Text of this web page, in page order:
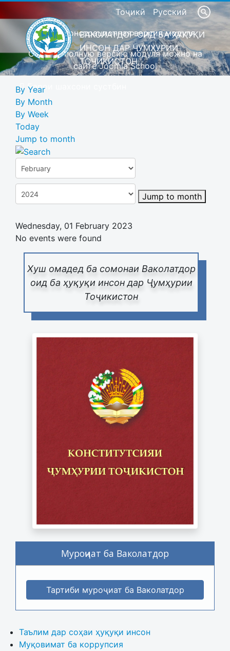
Тоҷикӣ Русский
Это демонстрационная версия модуля
Скачать полную версию модуля можно на
сайте Joomla School
Барои шахсони сустбин
ВАКОЛАТДОР ОИД БА ҲУҚУҚИ
ИНСОН ДАР ҶУМҲУРИИ
ТОҶИКИСТОН
Хуш омадед ба сомонаи Ваколатдор
оид ба ҳуқуқи инсон дар Ҷумҳурии
Тоҷикистон
Муроҷиат ба Ваколатдор
Тартиби муроҷиат ба Ваколатдор
Таълим дар соҳаи ҳуқуқи инсон
Муқовимат ба коррупсия
By Year
By Month
By Week
Today
Jump to month
Jump to month
Wednesday, 01 February 2023
No events were found